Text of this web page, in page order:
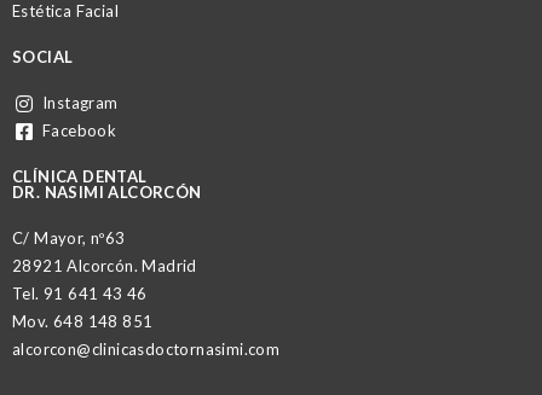
Estética Facial
SOCIAL
Instagram
Facebook
CLÍNICA DENTAL
DR. NASIMI ALCORCÓN
C/ Mayor, nº63
28921 Alcorcón. Madrid
Tel. 91 641 43 46
Mov. 648 148 851
alcorcon@clinicasdoctornasimi.com